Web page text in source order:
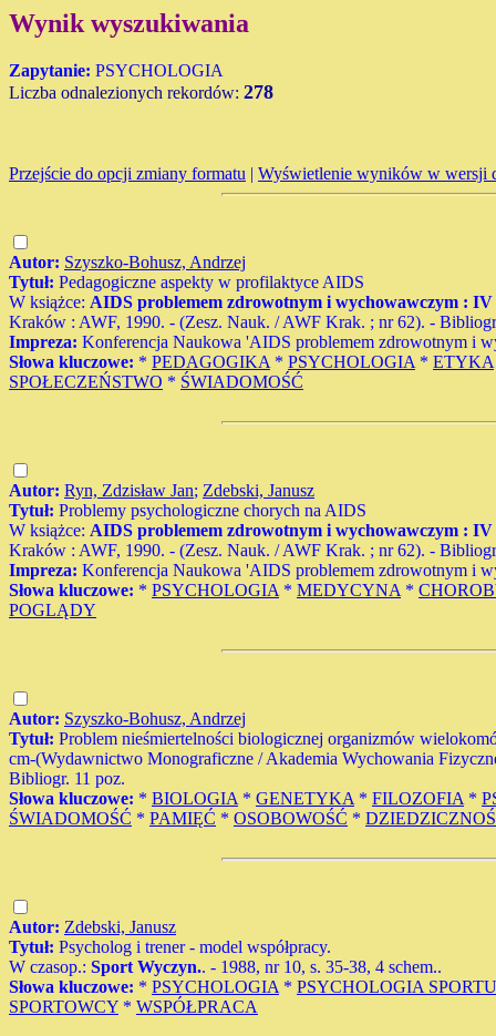
Wynik wyszukiwania
Zapytanie: PSYCHOLOGIA
Liczba odnalezionych rekordów: 278
Przejście do opcji zmiany formatu | Wyświetlenie wyników w wersji
Autor: Szyszko-Bohusz, Andrzej
Tytuł: Pedagogiczne aspekty w profilaktyce AIDS
W książce: AIDS problemem zdrowotnym i wychowawczym :
Kraków : AWF, 1990. - (Zesz. Nauk. / AWF Krak. ; nr 62). -
Impreza: Konferencja Naukowa 'AIDS problemem zdrowotnym i
Słowa kluczowe: * PEDAGOGIKA * PSYCHOLOGIA * ETYKA
SPOŁECZEŃSTWO * ŚWIADOMOŚĆ
Autor: Ryn, Zdzisław Jan; Zdebski, Janusz
Tytuł: Problemy psychologiczne chorych na AIDS
W książce: AIDS problemem zdrowotnym i wychowawczym :
Kraków : AWF, 1990. - (Zesz. Nauk. / AWF Krak. ; nr 62). -
Impreza: Konferencja Naukowa 'AIDS problemem zdrowotnym i
Słowa kluczowe: * PSYCHOLOGIA * MEDYCYNA *
POGLĄDY
Autor: Szyszko-Bohusz, Andrzej
Tytuł: Problem nieśmiertelności biologicznej organizmów
cm-(Wydawnictwo Monograficzne / Akademia Wychowania
Bibliogr. 11 poz.
Słowa kluczowe: * BIOLOGIA * GENETYKA * FILOZOFIA *
ŚWIADOMOŚĆ * PAMIĘĆ * OSOBOWOŚĆ *
Autor: Zdebski, Janusz
Tytuł: Psycholog i trener - model współpracy.
W czasop.: Sport Wyczyn.. - 1988, nr 10, s. 35-38, 4 schem..
Słowa kluczowe: * PSYCHOLOGIA * PSYCHOLOGIA SPORTU
SPORTOWCY * WSPÓŁPRACA